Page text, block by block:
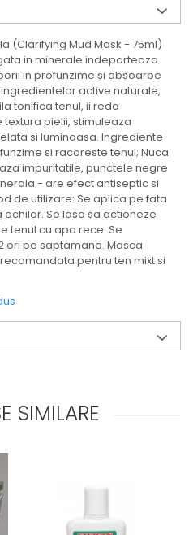
(Clarifying Mud Mask - 75ml)
in minerale indeparteaza
in profunzime si absoarbe
active naturale,
tonifica tenul, ii reda
pielii, stimuleaza
si luminoasa. Ingrediente
si racoreste tenul; Nuca
impuritatile, punctele negre
- are efect antiseptic si
de utilizare: Se aplica pe fata
Se lasa sa actioneze
tenul cu apa rece. Se
ori pe saptamana. Masca
pentru ten mixt si
SIMILARE